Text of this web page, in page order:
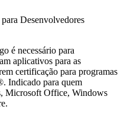
Desenvolvedores
é necessário para
aplicativos para as
certificação para programas
Indicado para quem
Microsoft Office, Windows